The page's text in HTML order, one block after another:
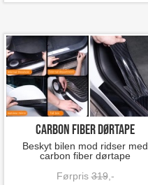
Carbon Fiber Dørtape
Beskyt bilen mod ridser med
carbon fiber dørtape
Førpris319,-